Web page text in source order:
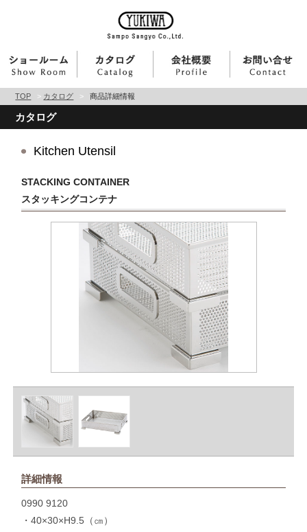
TOP > カタログ > 商品詳細情報
カタログ
Kitchen Utensil
STACKING CONTAINER
スタッキングコンテナ
詳細情報
0990 9120
・40×30×H9.5（㎝）